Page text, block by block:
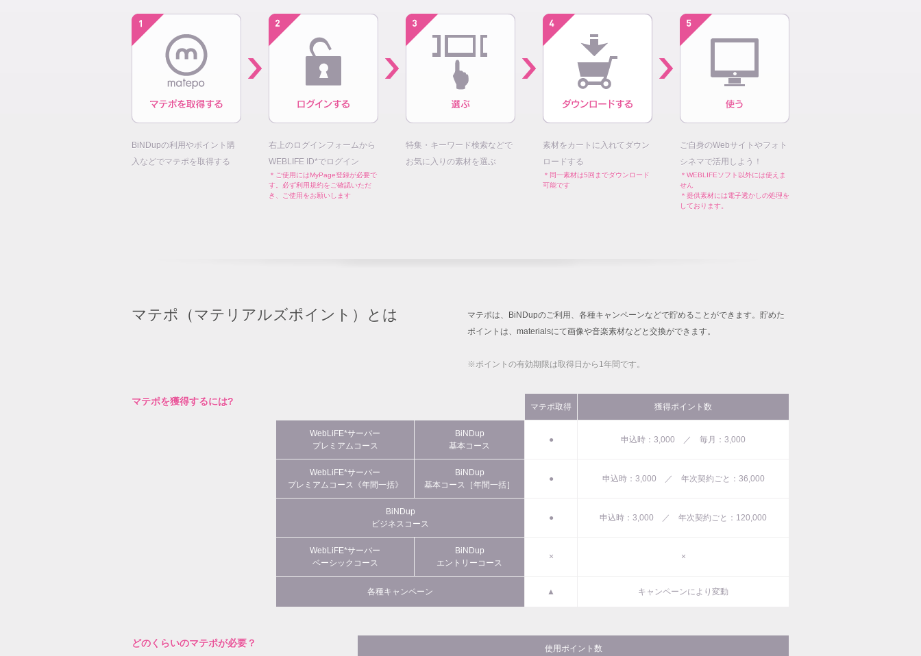
BiNDupの利用やポイント購
入などでマテポを取得する
右上のログインフォームから
WEBLIFE ID*でログイン
＊ご使用にはMyPage登録が必要で
す。必ず利用規約をご確認いただ
き、ご使用をお願いします
特集・キーワード検索などで
お気に入りの素材を選ぶ
素材をカートに入れてダウン
ロードする
＊同一素材は5回までダウンロード
可能です
ご自身のWebサイトやフォト
シネマで活用しよう！
＊WEBLIFEソフト以外には使えま
せん
＊提供素材には電子透かしの処理を
しております。
マテポ（マテリアルズポイント）とは
マテポは、BiNDupのご利用、各種キャンペーンなどで貯めることができます。貯めた
ポイントは、materialsにて画像や音楽素材などと交換ができます。
※ポイントの有効期限は取得日から1年間です。
マテポを獲得するには? マテポ取得 獲得ポイント数
WebLiFE*サーバー
プレミアムコース
BiNDup
基本コース
● 申込時：3,000 ／ 毎月：3,000
WebLiFE*サーバー
プレミアムコース《年間一括》
BiNDup
基本コース［年間一括］
● 申込時：3,000 ／ 年次契約ごと：36,000
BiNDup
ビジネスコース
● 申込時：3,000 ／ 年次契約ごと：120,000
WebLiFE*サーバー
ベーシックコース
BiNDup
エントリーコース
× ×
各種キャンペーン ▲ キャンペーンにより変動
どのくらいのマテポが必要？ 使用ポイント数